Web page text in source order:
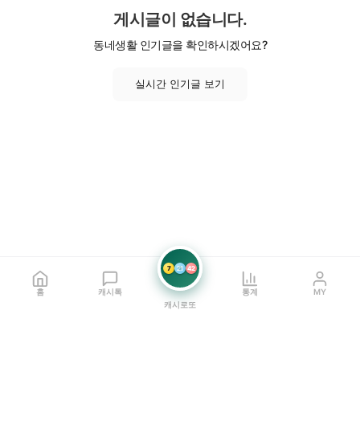
게시글이 없습니다.
동네생활 인기글을 확인하시겠어요?
실시간 인기글 보기
홈 캐시톡
7 21 42
캐시로또
통계 MY